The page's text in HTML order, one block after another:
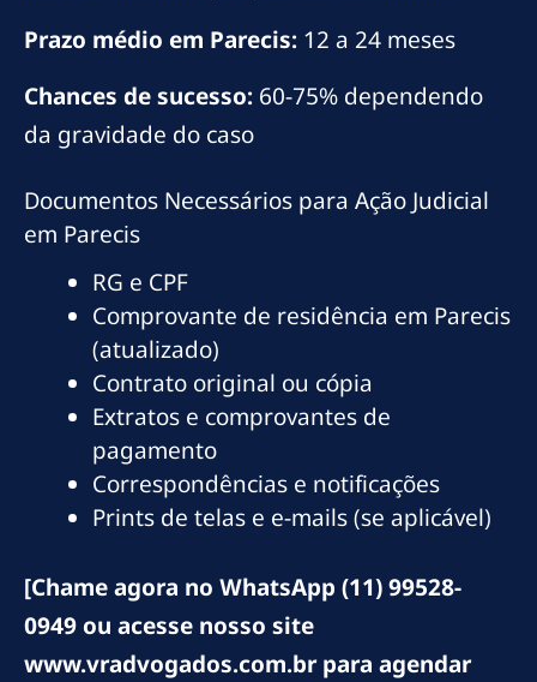
Prazo médio em Parecis: 12 a 24 meses
Chances de sucesso: 60-75% dependendo
da gravidade do caso
Documentos Necessários para Ação Judicial
em Parecis
RG e CPF
Comprovante de residência em Parecis
(atualizado)
Contrato original ou cópia
Extratos e comprovantes de
pagamento
Correspondências e notificações
Prints de telas e e-mails (se aplicável)
[Chame agora no WhatsApp (11) 99528-
0949 ou acesse nosso site
www.vradvogados.com.br para agendar